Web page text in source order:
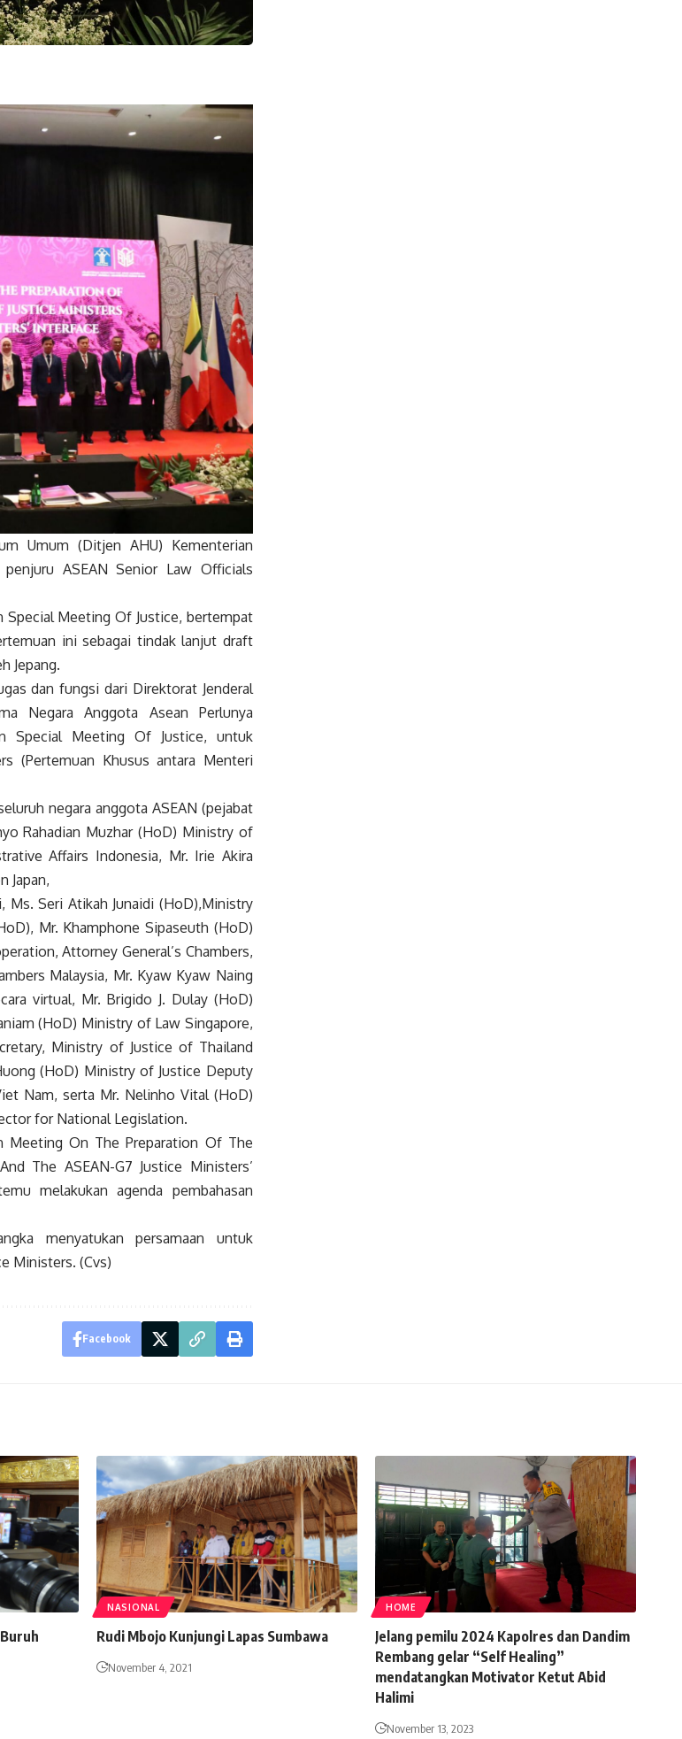
Umum (Ditjen AHU) Kementerian
ASEAN Senior Law Officials
Special Meeting Of Justice, bertempat
ini sebagai tindak lanjut draft
Jepang.
dan fungsi dari Direktorat Jenderal
Negara Anggota Asean Perlunya
Special Meeting Of Justice, untuk
(Pertemuan Khusus antara Menteri
negara anggota ASEAN (pejabat
Rahadian Muzhar (HoD) Ministry of
Affairs Indonesia, Mr. Irie Akira
Japan,
Seri Atikah Junaidi (HoD),Ministry
Mr. Khamphone Sipaseuth (HoD)
Attorney General’s Chambers,
Malaysia, Mr. Kyaw Kyaw Naing
virtual, Mr. Brigido J. Dulay (HoD)
(HoD) Ministry of Law Singapore,
Ministry of Justice of Thailand
(HoD) Ministry of Justice Deputy
Nam, serta Mr. Nelinho Vital (HoD)
for National Legislation.
Meeting On The Preparation Of The
The ASEAN-G7 Justice Ministers’
melakukan agenda pembahasan
menyatukan persamaan untuk
Ministers. (Cvs)
Facebook
NASIONAL
Rudi Mbojo Kunjungi Lapas Sumbawa
November 4, 2021
HOME
Jelang pemilu 2024 Kapolres dan Dandim
Rembang gelar “Self Healing”
mendatangkan Motivator Ketut Abid
Halimi
November 13, 2023